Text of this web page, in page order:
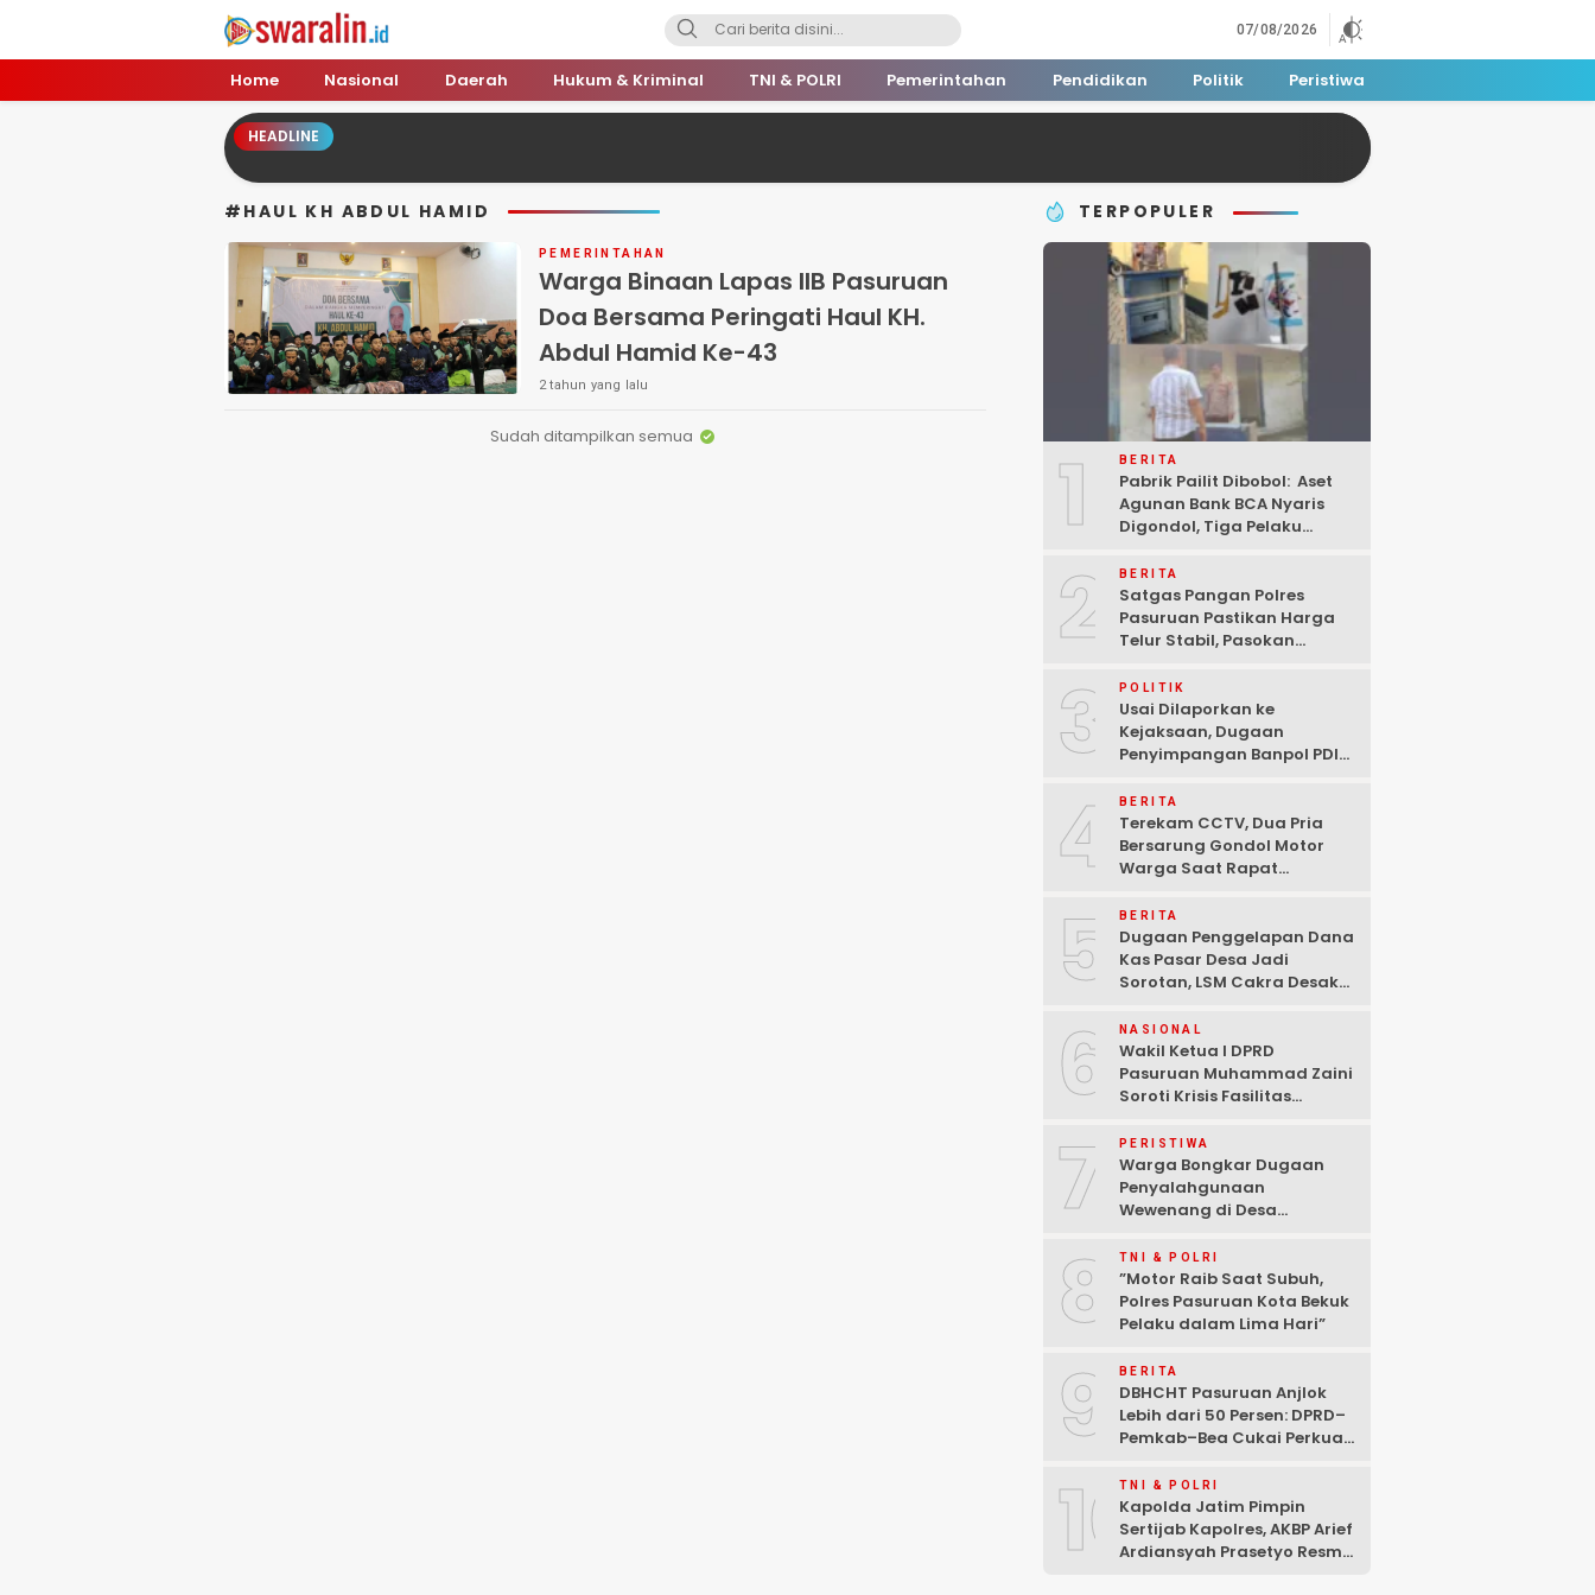
Swara Lin
Independent, Tajam & Profesional
07/08/2026
Home Nasional Daerah Hukum & Kriminal TNI & POLRI Pemerintahan Pendidikan Politik Peristiwa
HEADLINE
#HAUL KH ABDUL HAMID
PEMERINTAHAN
Warga Binaan Lapas IIB Pasuruan
Doa Bersama Peringati Haul KH.
Abdul Hamid Ke-43
2 tahun yang lalu
Sudah ditampilkan semua
TERPOPULER
1 BERITA
Pabrik Pailit Dibobol: Aset
Agunan Bank BCA Nyaris
Digondol, Tiga Pelaku
Pasuruan
2 BERITA
Satgas Pangan Polres
Pasuruan Pastikan Harga
Telur Stabil, Pasokan
Kekhawatiran Fluktuasi
3 POLITIK
Usai Dilaporkan ke
Kejaksaan, Dugaan
Penyimpangan Banpol PDIP
Tuntas “6 Eks Ketua PAC
Cabut Laporan”
4 BERITA
Terekam CCTV, Dua Pria
Bersarung Gondol Motor
Warga Saat Rapat
5 BERITA
Dugaan Penggelapan Dana
Kas Pasar Desa Jadi
Sorotan, LSM Cakra Desak
6 NASIONAL
Wakil Ketua I DPRD
Pasuruan Muhammad Zaini
Soroti Krisis Fasilitas
Anggaran
7 PERISTIWA
Warga Bongkar Dugaan
Penyalahgunaan
Wewenang di Desa
Mencuat
8 TNI & POLRI
‎”Motor Raib Saat Subuh,
Polres Pasuruan Kota Bekuk
Pelaku dalam Lima Hari” ‎
9 BERITA
DBHCHT Pasuruan Anjlok
Lebih dari 50 Persen: DPRD–
Pemkab–Bea Cukai Perkuat
Rokok Ilegal
10TNI & POLRI
Kapolda Jatim Pimpin
Sertijab Kapolres, AKBP Arief
Ardiansyah Prasetyo Resmi